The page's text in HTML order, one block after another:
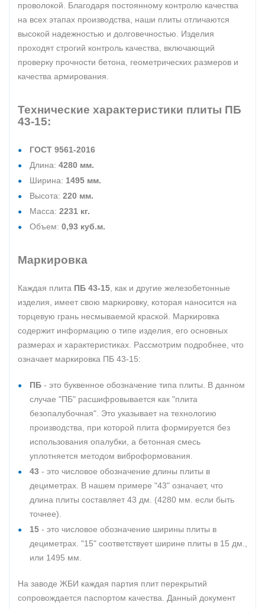
проволокой. Благодаря постоянному контролю качества
на всех этапах производства, наши плиты отличаются
высокой надежностью и долговечностью. Изделия
проходят строгий контроль качества, включающий
проверку прочности бетона, геометрических размеров и
качества армирования.
Технические характеристики плиты ПБ
43-15:
ГОСТ 9561-2016
Длина: 4280 мм.
Ширина: 1495 мм.
Высота: 220 мм.
Масса: 2231 кг.
Объем: 0,93 куб.м.
Маркировка
Каждая плита ПБ 43-15 , как и другие железобетонные
изделия, имеет свою маркировку, которая наносится на
торцевую грань несмываемой краской. Маркировка
содержит информацию о типе изделия, его основных
размерах и характеристиках. Рассмотрим подробнее, что
означает маркировка ПБ 43-15:
ПБ - это буквенное обозначение типа плиты. В данном
случае "ПБ" расшифровывается как "плита
безопалубочная". Это указывает на технологию
производства, при которой плита формируется без
использования опалубки, а бетонная смесь
уплотняется методом виброформования.
43 - это числовое обозначение длины плиты в
дециметрах. В нашем примере "43" означает, что
длина плиты составляет 43 дм. (4280 мм. если быть
точнее).
15 - это числовое обозначение ширины плиты в
дециметрах. "15" соответствует ширине плиты в 15 дм.,
или 1495 мм.
На заводе ЖБИ каждая партия плит перекрытий
сопровождается паспортом качества. Данный документ